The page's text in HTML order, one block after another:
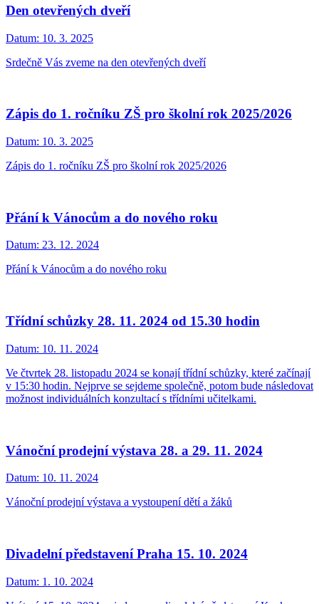
Den otevřených dveří
Datum: 10. 3. 2025
Srdečně Vás zveme na den otevřených dveří
Zápis do 1. ročníku ZŠ pro školní rok 2025/2026
Datum: 10. 3. 2025
Zápis do 1. ročníku ZŠ pro školní rok 2025/2026
Přání k Vánocům a do nového roku
Datum: 23. 12. 2024
Přání k Vánocům a do nového roku
Třídní schůzky 28. 11. 2024 od 15.30 hodin
Datum: 10. 11. 2024
Ve čtvrtek 28. listopadu 2024 se konají třídní schůzky, které začínají
v 15:30 hodin. Nejprve se sejdeme společně, potom bude následovat
možnost individuálních konzultací s třídními učitelkami.
Vánoční prodejní výstava 28. a 29. 11. 2024
Datum: 10. 11. 2024
Vánoční prodejní výstava a vystoupení dětí a žáků
Divadelní představení Praha 15. 10. 2024
Datum: 1. 10. 2024